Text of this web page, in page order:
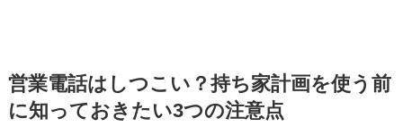
営業電話はしつこい？持ち家計画を使う前
に知っておきたい3つの注意点